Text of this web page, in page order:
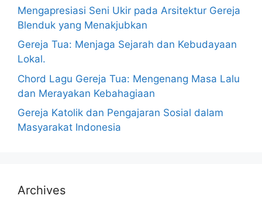
Mengapresiasi Seni Ukir pada Arsitektur Gereja
Blenduk yang Menakjubkan
Gereja Tua: Menjaga Sejarah dan Kebudayaan
Lokal.
Chord Lagu Gereja Tua: Mengenang Masa Lalu
dan Merayakan Kebahagiaan
Gereja Katolik dan Pengajaran Sosial dalam
Masyarakat Indonesia
Archives